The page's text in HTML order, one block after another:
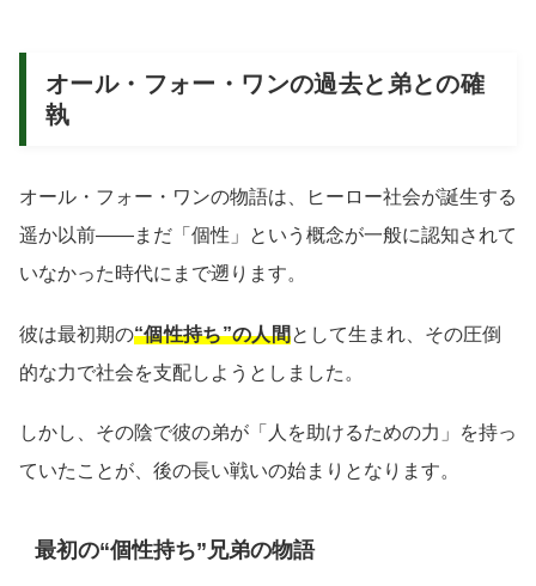
オール・フォー・ワンの過去と弟との確
執
オール・フォー・ワンの物語は、ヒーロー社会が誕生する
遥か以前――まだ「個性」という概念が一般に認知されて
いなかった時代にまで遡ります。
彼は最初期の“個性持ち”の人間として生まれ、その圧倒
的な力で社会を支配しようとしました。
しかし、その陰で彼の弟が「人を助けるための力」を持っ
ていたことが、後の長い戦いの始まりとなります。
最初の“個性持ち”兄弟の物語